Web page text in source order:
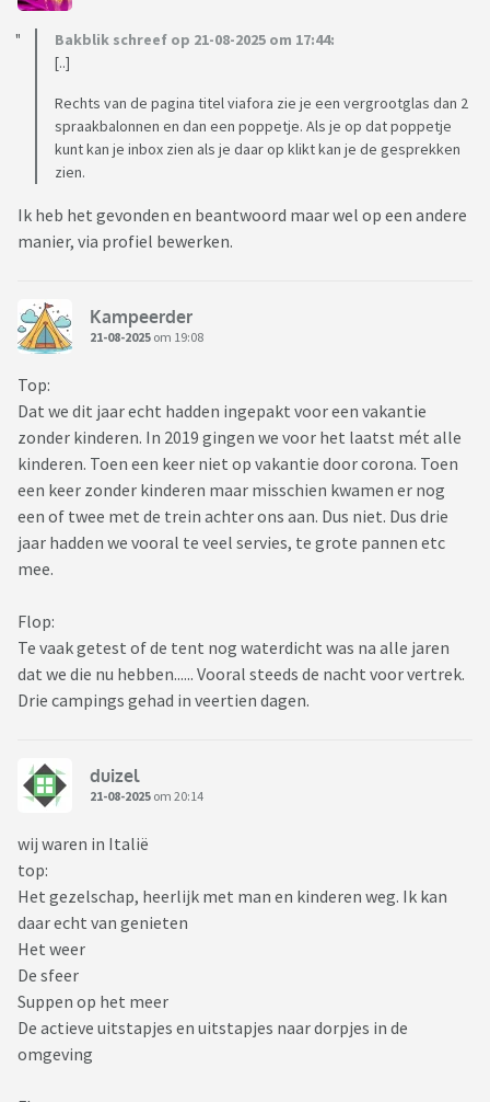
Bakblik schreef op 21-08-2025 om 17:44:
[..]
Rechts van de pagina titel viafora zie je een vergrootglas dan 2
spraakbalonnen en dan een poppetje. Als je op dat poppetje
kunt kan je inbox zien als je daar op klikt kan je de gesprekken
zien.
Ik heb het gevonden en beantwoord maar wel op een andere
manier, via profiel bewerken.
Kampeerder
21-08-2025 om 19:08
Top:
Dat we dit jaar echt hadden ingepakt voor een vakantie
zonder kinderen. In 2019 gingen we voor het laatst mét alle
kinderen. Toen een keer niet op vakantie door corona. Toen
een keer zonder kinderen maar misschien kwamen er nog
een of twee met de trein achter ons aan. Dus niet. Dus drie
jaar hadden we vooral te veel servies, te grote pannen etc
mee.
Flop:
Te vaak getest of de tent nog waterdicht was na alle jaren
dat we die nu hebben...... Vooral steeds de nacht voor vertrek.
Drie campings gehad in veertien dagen.
duizel
21-08-2025 om 20:14
wij waren in Italië
top:
Het gezelschap, heerlijk met man en kinderen weg. Ik kan
daar echt van genieten
Het weer
De sfeer
Suppen op het meer
De actieve uitstapjes en uitstapjes naar dorpjes in de
omgeving